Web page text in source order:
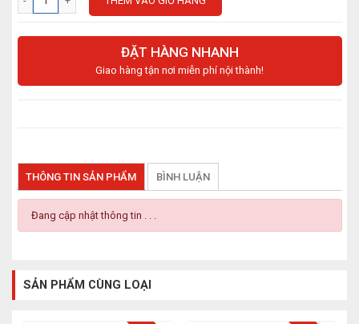
ĐẶT HÀNG NHANH
Giao hàng tận nơi miễn phí nội thành!
THÔNG TIN SẢN PHẨM BÌNH LUẬN
Đang cập nhật thông tin . . .
SẢN PHẨM CÙNG LOẠI